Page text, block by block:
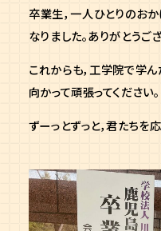
卒業生，一人ひとりのお
なりました。ありがとうご
これからも，工学院で学
向かって頑張ってください。
ずーっとずっと，君たちを